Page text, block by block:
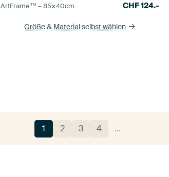
ArtFrame™ –85×40cm CHF124.-
Größe & Material selbst wählen
1 2 3 4 …